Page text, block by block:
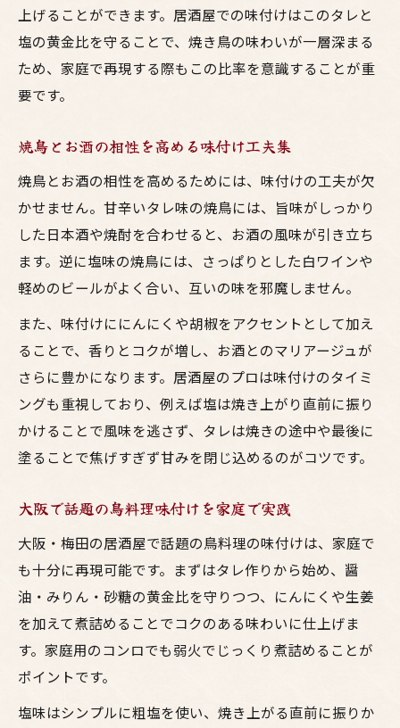
上げることができます。居酒屋での味付けはこのタレと
塩の黄金比を守ることで、焼き鳥の味わいが一層深まる
ため、家庭で再現する際もこの比率を意識することが重
要です。
焼鳥とお酒の相性を高める味付け工夫集
焼鳥とお酒の相性を高めるためには、味付けの工夫が欠
かせません。甘辛いタレ味の焼鳥には、旨味がしっかり
した日本酒や焼酎を合わせると、お酒の風味が引き立ち
ます。逆に塩味の焼鳥には、さっぱりとした白ワインや
軽めのビールがよく合い、互いの味を邪魔しません。
また、味付けににんにくや胡椒をアクセントとして加え
ることで、香りとコクが増し、お酒とのマリアージュが
さらに豊かになります。居酒屋のプロは味付けのタイミ
ングも重視しており、例えば塩は焼き上がり直前に振り
かけることで風味を逃さず、タレは焼きの途中や最後に
塗ることで焦げすぎず甘みを閉じ込めるのがコツです。
大阪で話題の鳥料理味付けを家庭で実践
大阪・梅田の居酒屋で話題の鳥料理の味付けは、家庭で
も十分に再現可能です。まずはタレ作りから始め、醤
油・みりん・砂糖の黄金比を守りつつ、にんにくや生姜
を加えて煮詰めることでコクのある味わいに仕上げま
す。家庭用のコンロでも弱火でじっくり煮詰めることが
ポイントです。
塩味はシンプルに粗塩を使い、焼き上がる直前に振りか